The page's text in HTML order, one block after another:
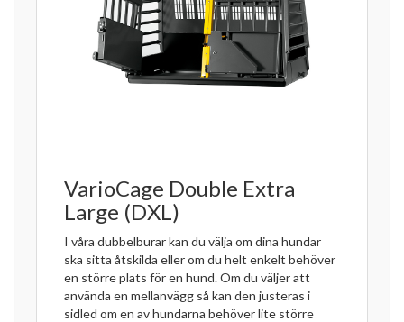
VarioCage Double Extra
Large (DXL)
I våra dubbelburar kan du välja om dina hundar
ska sitta åtskilda eller om du helt enkelt behöver
en större plats för en hund. Om du väljer att
använda en mellanvägg så kan den justeras i
sidled om en av hundarna behöver lite större